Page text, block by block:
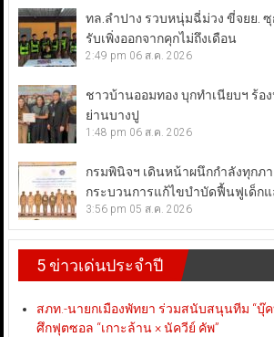
ทล.ลำปาง รวบหนุ่มฉี่ม่วง ขี่จยย. ซุ
รับเพิ่งออกจากคุกไม่ถึงเดือน
2:49 pm 06 ส.ค. 2026
ชาวบ้านออมทอง บุกทำเนียบฯ ร้อ
ย่านบางปู
1:48 pm 06 ส.ค. 2026
กรมพินิจฯ เดินหน้าผนึกกำลังทุกภ
กระบวนการแก้ไขบำบัดฟื้นฟูเด็ก
3:56 pm 05 ส.ค. 2026
5 ข่าวเด่นประจำปี
สภท.-นายกเมืองพัทยา ร่วมสนับสนุนทีม “บุ๊
ศึกฟุตซอล “เกาะล้าน × นัควีย์ คัพ”